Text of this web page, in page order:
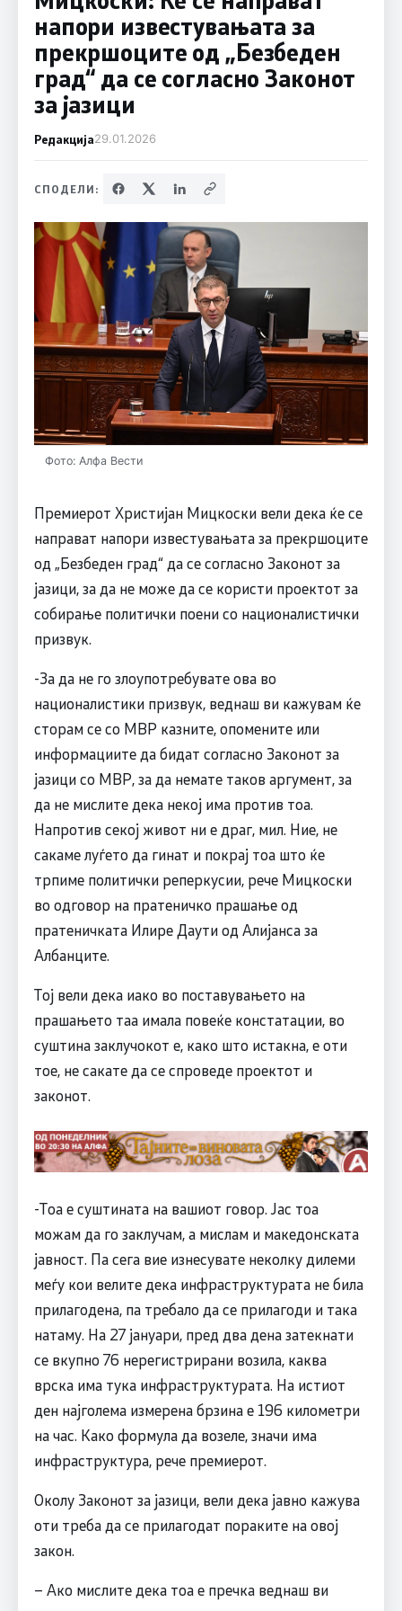
напори известувањата за
прекршоците од „Безбеден
град“ да се согласно Законот
за јазици
Редакција29.01.2026
СПОДЕЛИ:
Фото: Алфа Вести
Премиерот Христијан Мицкоски вели дека ќе се
направат напори известувањата за прекршоците
од „Безбеден град“ да се согласно Законот за
јазици, за да не може да се користи проектот за
собирање политички поени со националистички
призвук.
-За да не го злоупотребувате ова во
националистики призвук, веднаш ви кажувам ќе
сторам се со МВР казните, опомените или
информациите да бидат согласно Законот за
јазици со МВР, за да немате таков аргумент, за
да не мислите дека некој има против тоа.
Напротив секој живот ни е драг, мил. Ние, не
сакаме луѓето да гинат и покрај тоа што ќе
трпиме политички реперкусии, рече Мицкоски
во одговор на пратеничко прашање од
пратеничката Илире Даути од Алијанса за
Албанците.
Тој вели дека иако во поставувањето на
прашањето таа имала повеќе констатации, во
суштина заклучокот е, како што истакна, е оти
тое, не сакате да се спроведе проектот и
законот.
-Тоа е суштината на вашиот говор. Јас тоа
можам да го заклучам, а мислам и македонската
јавност. Па сега вие изнесувате неколку дилеми
меѓу кои велите дека инфраструктурата не била
прилагодена, па требало да се прилагоди и така
натаму. На 27 јануари, пред два дена затекнати
се вкупно 76 нерегистрирани возила, каква
врска има тука инфраструктурата. На истиот
ден најголема измерена брзина е 196 километри
на час. Како формула да возеле, значи има
инфраструктура, рече премиерот.
Околу Законот за јазици, вели дека јавно кажува
оти треба да се прилагодат пораките на овој
закон.
– Ако мислите дека тоа е пречка веднаш ви